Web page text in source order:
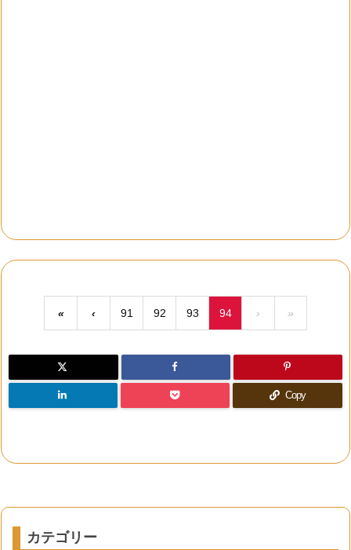
« ‹ 91 92 93 94 › »
Copy
カテゴリー